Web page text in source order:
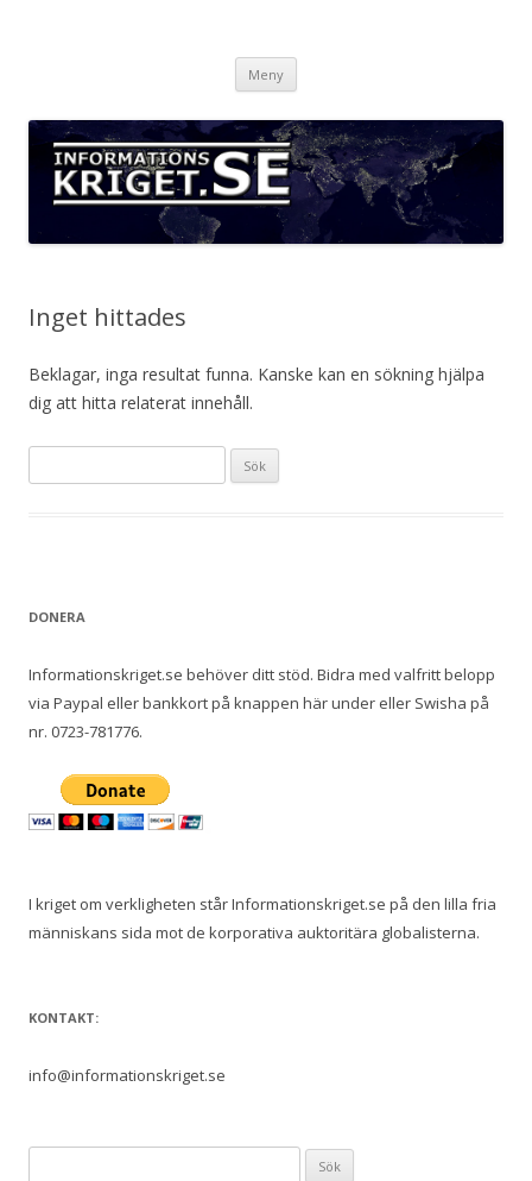
Meny
Inget hittades
Beklagar, inga resultat funna. Kanske kan en sökning hjälpa
dig att hitta relaterat innehåll.
ö
DONERA
Informationskriget.se behöver ditt stöd. Bidra med valfritt belopp
via Paypal eller bankkort på knappen här under eller Swisha på
nr. 0723-781776.
I kriget om verkligheten står Informationskriget.se på den lilla fria
människans sida mot de korporativa auktoritära globalisterna.
KONTAKT:
info@informationskriget.se